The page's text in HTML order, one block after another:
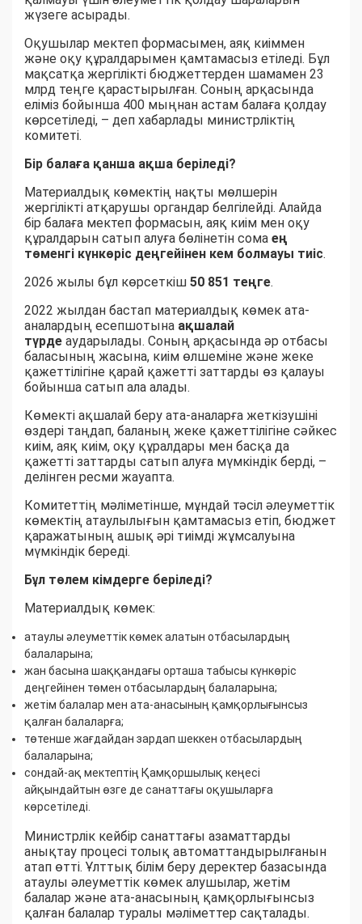
жүзеге асырады.
Оқушылар мектеп формасымен, аяқ киіммен
және оқу құралдарымен қамтамасыз етіледі. Бұл
мақсатқа жергілікті бюджеттерден шамамен 23
млрд теңге қарастырылған. Соның арқасында
еліміз бойынша 400 мыңнан астам балаға қолдау
көрсетіледі, – деп хабарлады министрліктің
комитеті.
Бір балаға қанша ақша беріледі?
Материалдық көмектің нақты мөлшерін
жергілікті атқарушы органдар белгілейді. Алайда
бір балаға мектеп формасын, аяқ киім мен оқу
құралдарын сатып алуға бөлінетін сома ең
төменгі күнкөріс деңгейінен кем болмауы тиіс.
2026 жылы бұл көрсеткіш 50 851 теңге.
2022 жылдан бастап материалдық көмек ата-
аналардың есепшотына ақшалай
түрде аударылады. Соның арқасында әр отбасы
баласының жасына, киім өлшеміне және жеке
қажеттілігіне қарай қажетті заттарды өз қалауы
бойынша сатып ала алады.
Көмекті ақшалай беру ата-аналарға жеткізушіні
өздері таңдап, баланың жеке қажеттілігіне сәйкес
киім, аяқ киім, оқу құралдары мен басқа да
қажетті заттарды сатып алуға мүмкіндік берді, –
делінген ресми жауапта.
Комитеттің мәліметінше, мұндай тәсіл әлеуметтік
көмектің атаулылығын қамтамасыз етіп, бюджет
қаражатының ашық әрі тиімді жұмсалуына
мүмкіндік береді.
Бұл төлем кімдерге беріледі?
Материалдық көмек:
атаулы әлеуметтік көмек алатын отбасылардың
балаларына;
жан басына шаққандағы орташа табысы күнкөріс
деңгейінен төмен отбасылардың балаларына;
жетім балалар мен ата-анасының қамқорлығынсыз
қалған балаларға;
төтенше жағдайдан зардап шеккен отбасылардың
балаларына;
сондай-ақ мектептің Қамқоршылық кеңесі
айқындайтын өзге де санаттағы оқушыларға
көрсетіледі.
Министрлік кейбір санаттағы азаматтарды
анықтау процесі толық автоматтандырылғанын
атап өтті. Ұлттық білім беру деректер базасында
атаулы әлеуметтік көмек алушылар, жетім
балалар және ата-анасының қамқорлығынсыз
қалған балалар туралы мәліметтер сақталады.